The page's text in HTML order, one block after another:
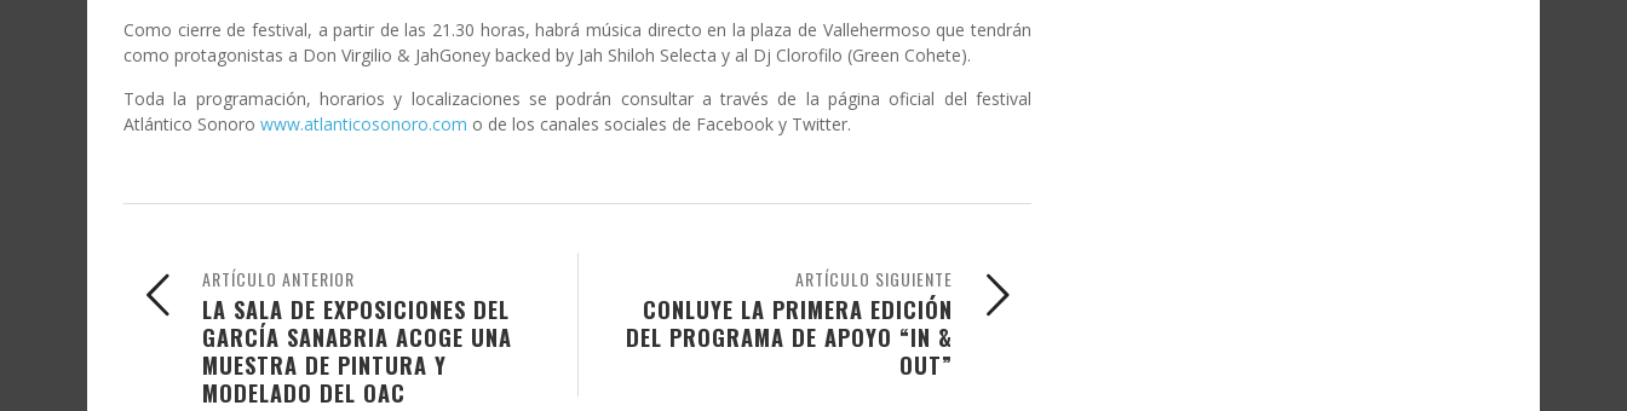
Como cierre de festival, a partir de las 21.30 horas, habrá música directo en la plaza de Vallehermoso que tendrán
como protagonistas a Don Virgilio & JahGoney backed by Jah Shiloh Selecta y al Dj Clorofilo (Green Cohete).
Toda la programación, horarios y localizaciones se podrán consultar a través de la página oficial del festival
Atlántico Sonoro www.atlanticosonoro.com o de los canales sociales de Facebook y Twitter.
ARTÍCULO SIGUIENTE
CONLUYE LA PRIMERA EDICIÓN
DEL PROGRAMA DE APOYO “IN &
OUT”
ARTÍCULO ANTERIOR
LA SALA DE EXPOSICIONES DEL
GARCÍA SANABRIA ACOGE UNA
MUESTRA DE PINTURA Y
MODELADO DEL OAC